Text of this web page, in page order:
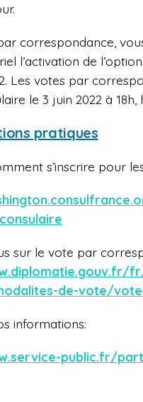
correspondance,
l’activation de
Les votes par
le 3 juin 2022 à 18h,
pratiques
s’inscrire pour
sur le vote par
de-vote/
informations:
public.fr/